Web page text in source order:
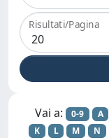
Risultati/Pagina
Vai a: 0-9 A
K
L M N